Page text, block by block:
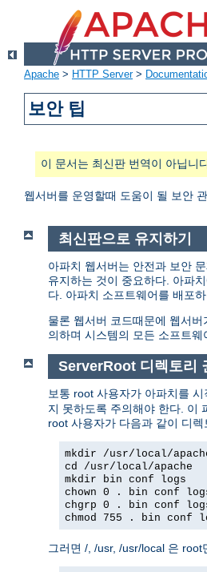
Apache > HTTP Server>
보안 팁
이 문서는 최신판 번역이 아닙니
웹서버를 운영할때 도움이 될 보안
최신판으로 유지하기
아파치 웹서버는 안전과 보안
유지하는 것이 중요하다. 아파
다. 아파치 소프트웨어를 배포
물론 웹서버 코드때문에 웹서
의하며 시스템의 모든 소프트웨
ServerRoot 디렉토리
보통 root 사용자가 아파치를
지 못하도록 주의해야 한다. 이
root 사용자가 다음과 같이 디
mkdir /usr/local/
cd /usr/local/apache
mkdir bin conf logs
chown 0 . bin conf
chgrp 0 . bin conf
chmod 755 . bin conf
그러면 /, /usr, /usr/local 은